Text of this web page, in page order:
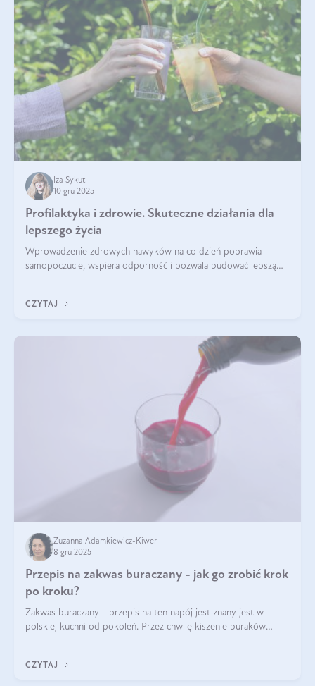
Iza Sykut
10 gru 2025
Profilaktyka i zdrowie. Skuteczne działania dla
lepszego życia
Wprowadzenie zdrowych nawyków na co dzień poprawia
samopoczucie, wspiera odporność i pozwala budować lepszą
CZYTAJ
Zuzanna Adamkiewicz-Kiwer
8 gru 2025
Przepis na zakwas buraczany - jak go zrobić krok
po kroku?
Zakwas buraczany - przepis na ten napój jest znany jest w
polskiej kuchni od pokoleń. Przez chwilę kiszenie buraków
CZYTAJ